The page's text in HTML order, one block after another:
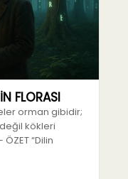
FLORASI
orman gibidir;
kökleri
“Dilin